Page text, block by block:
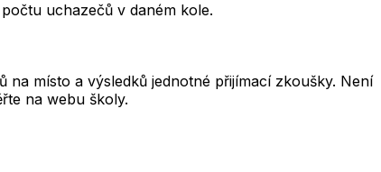
uchazečů v daném kole.
místo a výsledků jednotné přijímací zkoušky. Není
na webu školy.